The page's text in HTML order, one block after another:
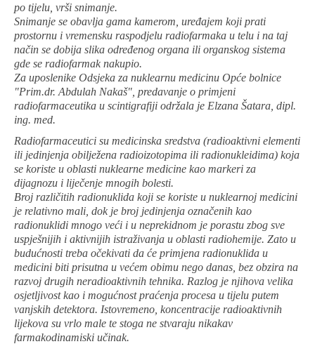
po tijelu, vrši snimanje.
Snimanje se obavlja gama kamerom, uređajem koji prati
prostornu i vremensku raspodjelu radiofarmaka u telu i na taj
način se dobija slika određenog organa ili organskog sistema
gde se radiofarmak nakupio.
Za uposlenike Odsjeka za nuklearnu medicinu Opće bolnice
"Prim.dr. Abdulah Nakaš", predavanje o primjeni
radiofarmaceutika u scintigrafiji održala je Elzana Šatara, dipl.
ing. med.
Radiofarmaceutici su medicinska sredstva (radioaktivni elementi
ili jedinjenja obilježena radioizotopima ili radionukleidima) koja
se koriste u oblasti nuklearne medicine kao markeri za
dijagnozu i liječenje mnogih bolesti.
Broj različitih radionuklida koji se koriste u nuklearnoj medicini
je relativno mali, dok je broj jedinjenja označenih kao
radionuklidi mnogo veći i u neprekidnom je porastu zbog sve
uspješnijih i aktivnijih istraživanja u oblasti radiohemije. Zato u
budućnosti treba očekivati da će primjena radionuklida u
medicini biti prisutna u većem obimu nego danas, bez obzira na
razvoj drugih neradioaktivnih tehnika. Razlog je njihova velika
osjetljivost kao i mogućnost praćenja procesa u tijelu putem
vanjskih detektora. Istovremeno, koncentracije radioaktivnih
lijekova su vrlo male te stoga ne stvaraju nikakav
farmakodinamiski učinak.